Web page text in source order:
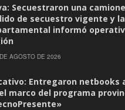
Secuestraron una
de secuestro vigente y la
informó
AGOSTO DE 2026
Entregaron netbooks
marco del programa